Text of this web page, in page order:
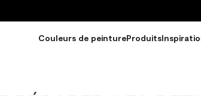
Couleurs de peintureProduits